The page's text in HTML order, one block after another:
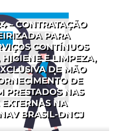
Aberta
– CONTRATAÇÃO
PARA
CONTÍNUOS
HIGIENE E LIMPEZA,
DE MÃO
DE
PRESTADOS NAS
NA
BRASIL-DNCJ